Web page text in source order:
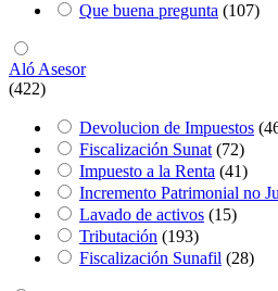
Que buena pregunta (107)
Aló Asesor
(422)
Devolucion de Impuestos
Fiscalización Sunat (72)
Impuesto a la Renta (41)
Incremento Patrimonial no
Lavado de activos (15)
Tributación (193)
Fiscalización Sunafil (28)